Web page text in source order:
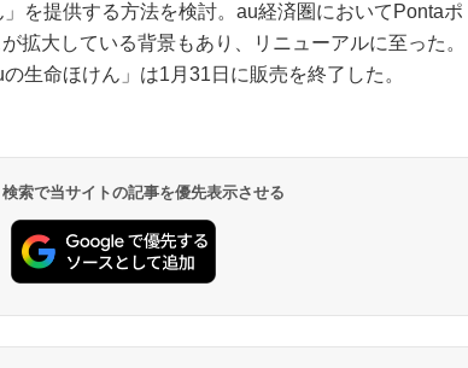
を提供する方法を検討。au経済圏においてPontaポ
拡大している背景もあり、リニューアルに至った。
生命ほけん」は1月31日に販売を終了した。
索で当サイトの記事を優先表示させる